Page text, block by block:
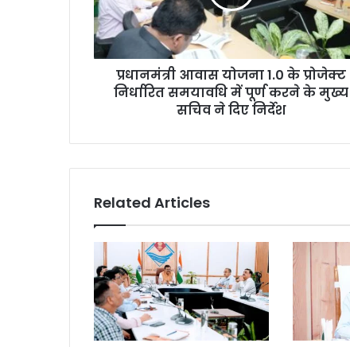
प्रधानमंत्री आवास योजना 1.0 के प्रोजेक्ट
निर्धारित समयावधि में पूर्ण करने के मुख्य
सचिव ने दिए निर्देश
Related Articles